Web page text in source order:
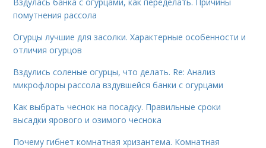
помутнения рассола
Огурцы лучшие для засолки. Характерные особенности и
отличия огурцов
Вздулись соленые огурцы, что делать. Re: Анализ
микрофлоры рассола вздувшейся банки с огурцами
Как выбрать чеснок на посадку. Правильные сроки
высадки ярового и озимого чеснока
Почему гибнет комнатная хризантема. Комнатная